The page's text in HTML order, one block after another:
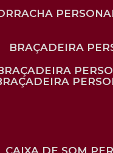
BRAÇADEIRA
BRAÇADEIRA
BRAÇADEIRA
CAIXA DE SOM